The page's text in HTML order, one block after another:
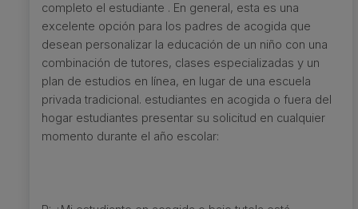
completo el estudiante . En general, esta es una
excelente opción para los padres de acogida que
desean personalizar la educación de un niño con una
combinación de tutores, clases especializadas y un
plan de estudios en línea, en lugar de una escuela
privada tradicional. estudiantes en acogida o fuera del
hogar estudiantes presentar su solicitud en cualquier
momento durante el año escolar: